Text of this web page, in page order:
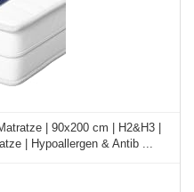
| 90x200 cm | H2&H3 |
| Hypoallergen & Antib ...